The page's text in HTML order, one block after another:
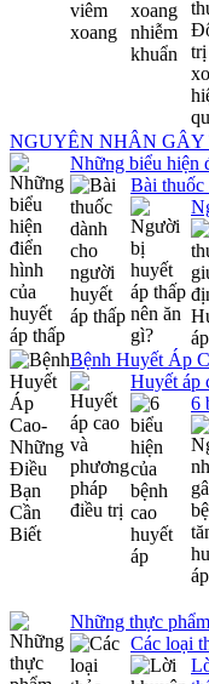
NGUYÊN NHÂN GÂY
Những biểu hiện
Bài thuốc
Bệnh Huyết Áp
Huyết áp
6
Những thực
Các loại